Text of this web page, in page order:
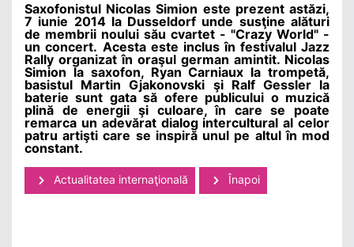
Saxofonistul Nicolas Simion este prezent astăzi,
7 iunie 2014 la Dusseldorf unde susţine alături
de membrii noului său cvartet - "Crazy World" -
un concert. Acesta este inclus în festivalul Jazz
Rally organizat în oraşul german amintit. Nicolas
Simion la saxofon, Ryan Carniaux la trompetă,
basistul Martin Gjakonovski şi Ralf Gessler la
baterie sunt gata să ofere publicului o muzică
plină de energii şi culoare, în care se poate
remarca un adevărat dialog intercultural al celor
patru artişti care se inspiră unul pe altul în mod
constant.
Actualitatea internaţională Înapoi